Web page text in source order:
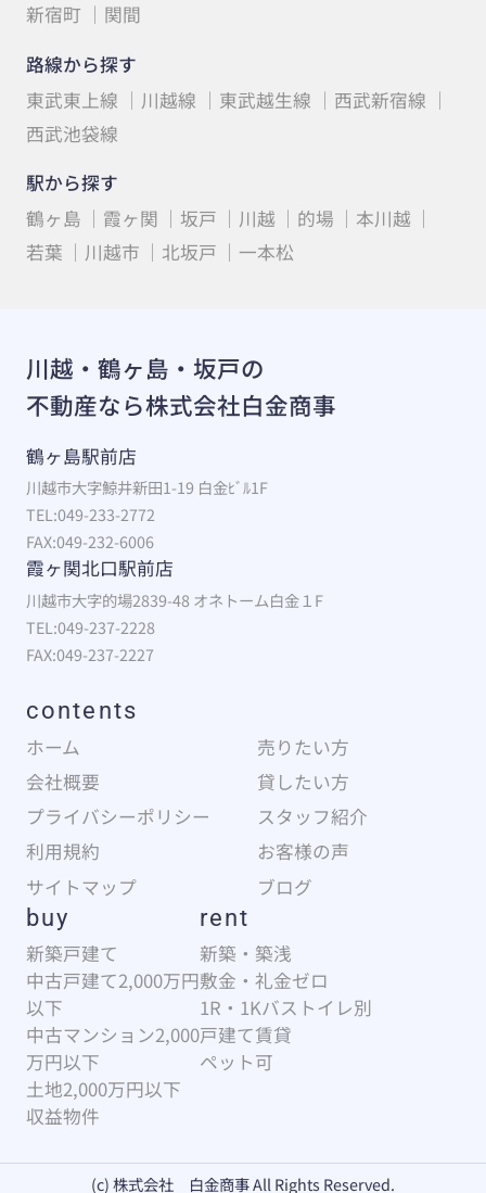
新宿町
関間
路線から探す
東武東上線
川越線 東武越生線
西武新宿線
西武池袋線
駅から探す
鶴ヶ島
霞ヶ関 坂戸 川越 的場
本川越
若葉
川越市 北坂戸 一本松
川越・鶴ヶ島・坂戸の
不動産なら株式会社白金商事
鶴ヶ島駅前店
川越市大字鯨井新田1-19 白金ﾋﾞﾙ1F
TEL:049-233-2772
FAX:049-232-6006
霞ヶ関北口駅前店
川越市大字的場2839-48 オネトーム白金１F
TEL:049-237-2228
FAX:049-237-2227
contents
ホーム
売りたい方
会社概要
貸したい方
プライバシーポリシー
スタッフ紹介
利用規約
お客様の声
サイトマップ
ブログ
buy
新築戸建て
中古戸建て2,000万円
以下
中古マンション2,000
万円以下
土地2,000万円以下
収益物件
rent
新築・築浅
敷金・礼金ゼロ
1R・1Kバストイレ別
戸建て賃貸
ペット可
(c) 株式会社 白金商事 All Rights Reserved.